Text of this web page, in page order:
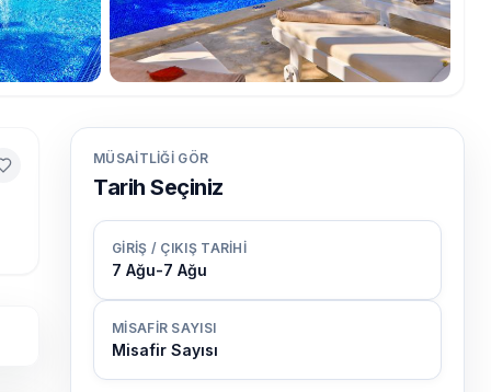
MÜSAITLIĞI GÖR
Tarih Seçiniz
GIRIŞ / ÇIKIŞ TARIHI
7 Ağu-7 Ağu
MISAFIR SAYISI
Misafir Sayısı